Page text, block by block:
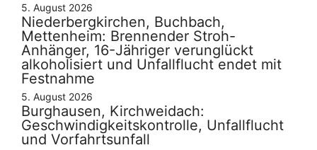
5. August 2026
Niederbergkirchen, Buchbach,
Mettenheim: Brennender Stroh-
Anhänger, 16-Jähriger verunglückt
alkoholisiert und Unfallflucht endet mit
Festnahme
5. August 2026
Burghausen, Kirchweidach:
Geschwindigkeitskontrolle, Unfallflucht
und Vorfahrtsunfall